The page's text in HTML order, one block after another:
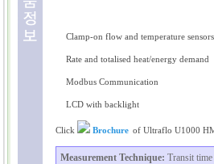
Clamp-on flow and temperature sensors
Rate and totalised heat/energy demand
Modbus Communication
LCD with backlight
Click Brochure of Ultraflo U1000
Measurement Technique: Transit